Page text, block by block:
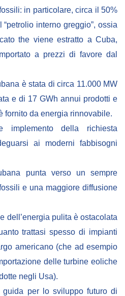
in particolare, circa il 50%
interno greggio”, ossia
the viene estratto a Cuba,
a prezzi di favore dal
è stata di circa 11.000 MW
e di 17 GWh annui prodotti e
fornito da energia rinnovabile.
implemento della richiesta
ai moderni fabbisogni
punta verso un sempre
e una maggiore diffusione
dell’energia pulita è ostacolata
trattasi spesso di impianti
americano (che ad esempio
delle turbine eoliche
negli Usa).
per lo sviluppo futuro di